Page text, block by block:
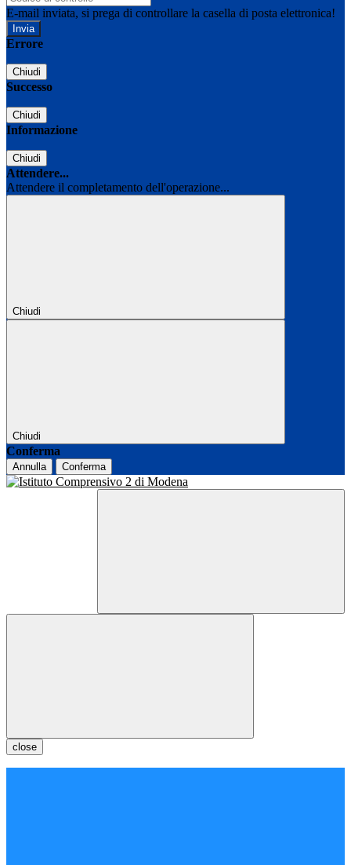
E-mail inviata, si prega di controllare la casella di posta elettronica!
Errore
Chiudi
Successo
Chiudi
Informazione
Chiudi
Attendere...
Attendere il completamento dell'operazione...
Chiudi
Chiudi
Conferma
Annulla Conferma
close